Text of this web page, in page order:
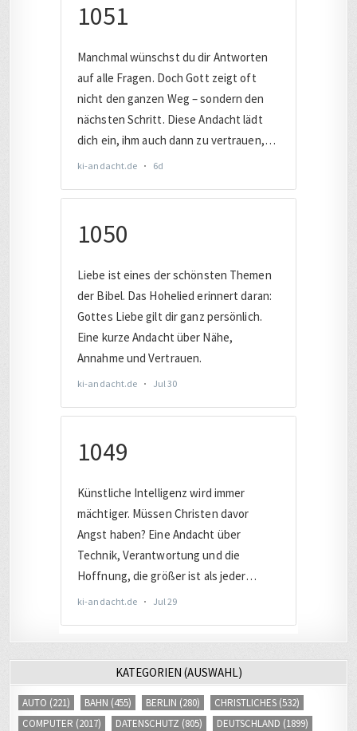
KATEGORIEN (AUSWAHL)
AUTO (221) BAHN (455) BERLIN (280) CHRISTLICHES (532)
COMPUTER (2017) DATENSCHUTZ (805) DEUTSCHLAND (1899)